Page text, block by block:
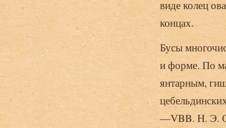
виде колец
концах.
Бусы
и форме. По
янтарным,
—VBB. Н. Э.